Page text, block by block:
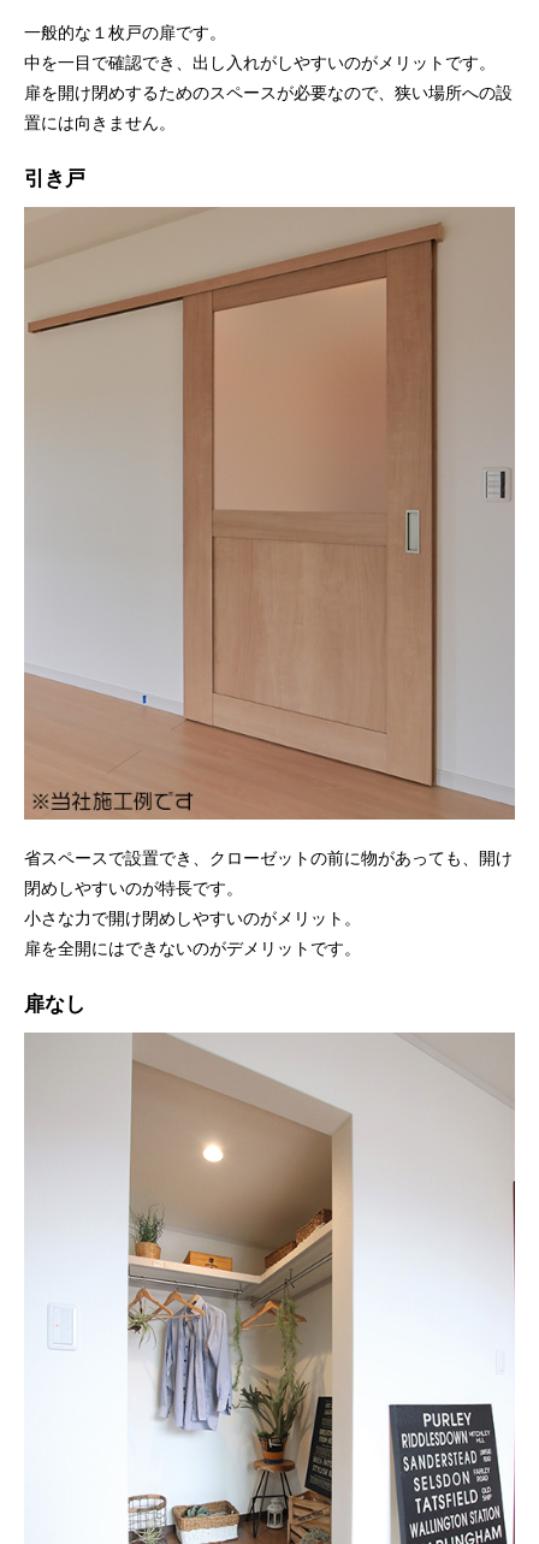
一般的な１枚戸の扉です。
中を一目で確認でき、出し入れがしやすいのがメリットです。
扉を開け閉めするためのスペースが必要なので、狭い場所への設
置には向きません。
引き戸
省スペースで設置でき、クローゼットの前に物があっても、開け
閉めしやすいのが特長です。
小さな力で開け閉めしやすいのがメリット。
扉を全開にはできないのがデメリットです。
扉なし